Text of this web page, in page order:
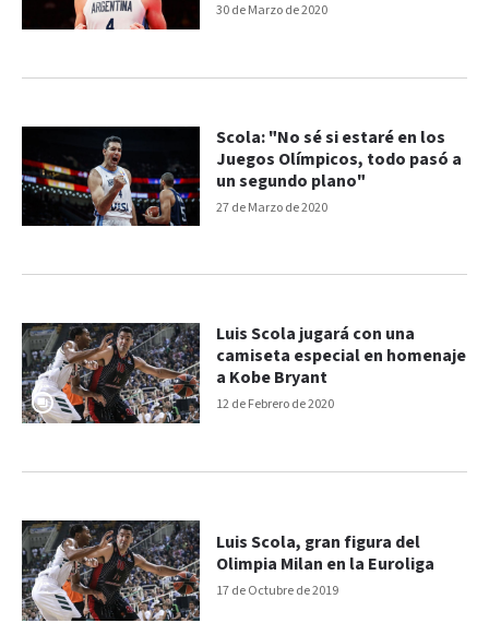
30 de Marzo de 2020
27 de Marzo de 2020
Scola: "No sé si estaré en los
Juegos Olímpicos, todo pasó a
un segundo plano"
12 de Febrero de 2020
Luis Scola jugará con una
camiseta especial en homenaje
a Kobe Bryant
17 de Octubre de 2019
Luis Scola, gran figura del
Olimpia Milan en la Euroliga